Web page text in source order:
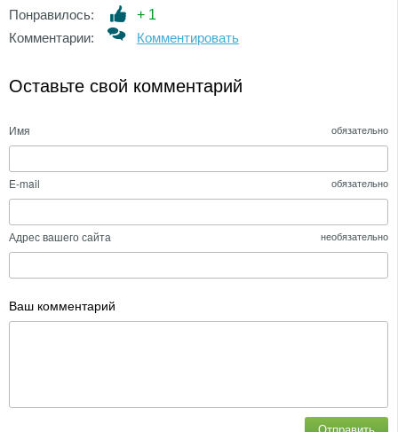
Понравилось:
+ 1
Комментарии:
Комментировать
Оставьте свой комментарий
Имя обязательно
E-mail обязательно
Адрес вашего сайта необязательно
Ваш комментарий